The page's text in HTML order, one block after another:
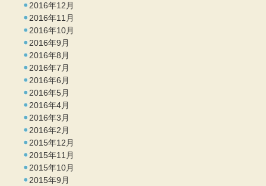
2016年12月
2016年11月
2016年10月
2016年9月
2016年8月
2016年7月
2016年6月
2016年5月
2016年4月
2016年3月
2016年2月
2015年12月
2015年11月
2015年10月
2015年9月